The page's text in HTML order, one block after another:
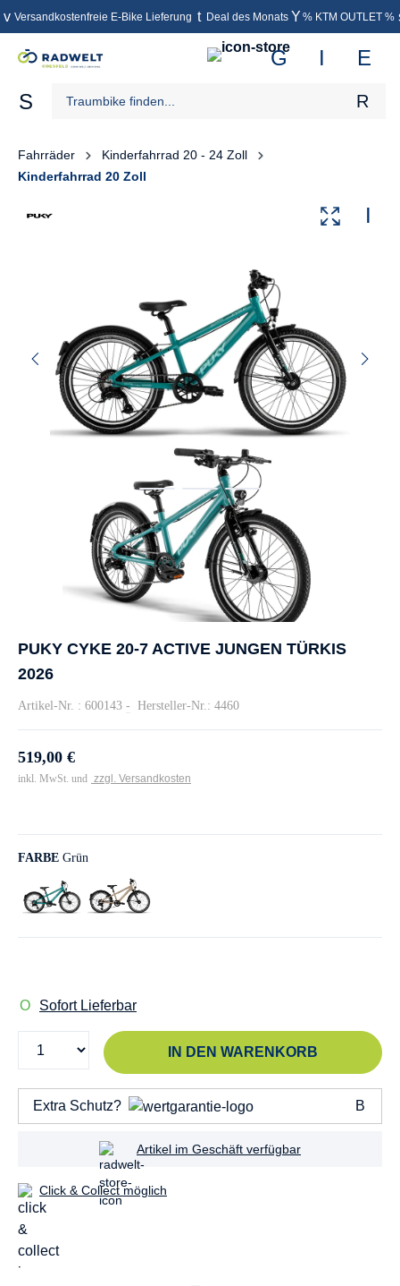
springen
Versandkostenfreie E-Bike Lieferung Deal des Monats % KTM OUTLET %
Fahrräder
Kinderfahrrad 20 - 24 Zoll
Kinderfahrrad 20 Zoll
PUKY CYKE 20-7 ACTIVE JUNGEN TÜRKIS
2026
Artikel-Nr. : 600143 - Hersteller-Nr.: 4460
519,00 €
inkl. MwSt. und zzgl. Versandkosten
FARBE Grün
Sofort Lieferbar
IN DEN WARENKORB
Extra Schutz?
Artikel im Geschäft verfügbar
Click & Collect möglich